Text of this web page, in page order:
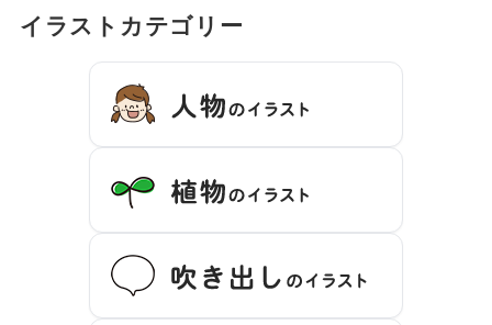
イラストカテゴリー